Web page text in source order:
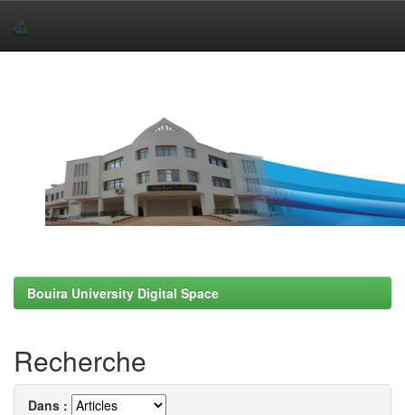
Bouira University Digital Space
Recherche
Dans :